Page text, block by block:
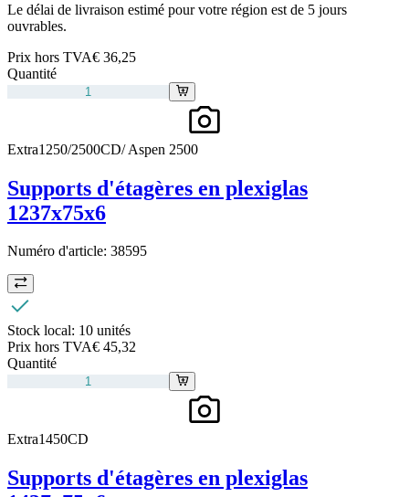
Le délai de livraison estimé pour votre région est de 5 jours
ouvrables.
Prix hors TVA€ 36,25
Quantité
Extra1250/2500CD/ Aspen 2500
Supports d'étagères en plexiglas
1237x75x6
Numéro d'article: 38595
Stock local: 10 unités
Prix hors TVA€ 45,32
Quantité
Extra1450CD
Supports d'étagères en plexiglas